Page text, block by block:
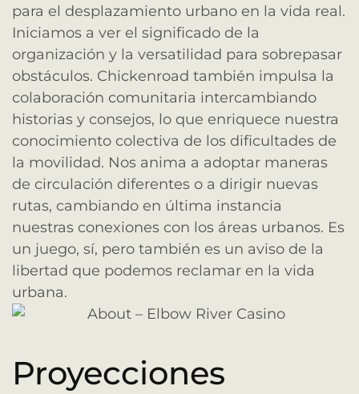
para el desplazamiento urbano en la vida real.
Iniciamos a ver el significado de la
organización y la versatilidad para sobrepasar
obstáculos. Chickenroad también impulsa la
colaboración comunitaria intercambiando
historias y consejos, lo que enriquece nuestra
conocimiento colectiva de los dificultades de
la movilidad. Nos anima a adoptar maneras
de circulación diferentes o a dirigir nuevas
rutas, cambiando en última instancia
nuestras conexiones con los áreas urbanos. Es
un juego, sí, pero también es un aviso de la
libertad que podemos reclamar en la vida
urbana.
Proyecciones